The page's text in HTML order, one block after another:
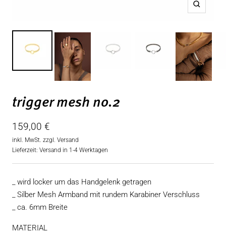
Zoom
trigger mesh no.2
Angebotspreis
159,00 €
inkl. MwSt. zzgl. Versand
Lieferzeit: Versand in 1-4 Werktagen
_ wird locker um das Handgelenk getragen
_ Silber Mesh Armband mit rundem Karabiner Verschluss
_ ca. 6mm Breite
MATERIAL